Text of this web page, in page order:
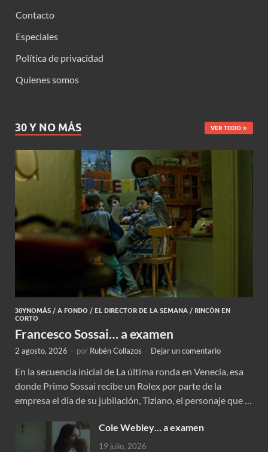
Contacto
Especiales
Política de privacidad
Quienes somos
30 Y NO MÁS VER TODO
30YNOMÁS / A FONDO / EL DIRECTOR DE LA SEMANA / RINCÓN EN
CORTO
Francesco Sossai… a examen
2 agosto, 2026 - por Rubén Collazos - Dejar un comentario
En la secuencia inicial de La última ronda en Venecia, esa
donde Primo Sossai recibe un Rolex por parte de la
empresa el día de su jubilación, Tiziano, el personaje que …
Cole Webley… a examen
19 julio, 2026